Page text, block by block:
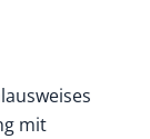
mit